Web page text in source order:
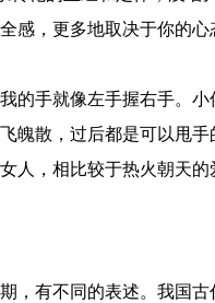
感，更多地取决于你的心
手就像左手握右手。
魄散，过后都是可以甩
，相比较于热火朝天
，有不同的表述。我国古